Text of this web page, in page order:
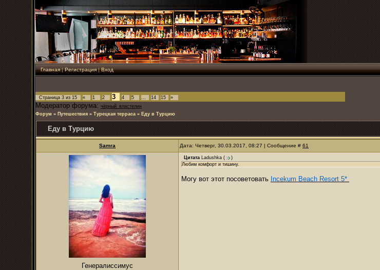
Главная|Регистрация|Вход
Страница 3 из 15 « 1 2 3 4 5 … 14 15 »
Модератор форума: чёрный_властелин
Форум » Путешествия » Турецкая терраса » Еду в Турцию
Еду в Турцию
Samra Дата: Четверг, 30.03.2017, 08:27 | Сообщение # 61
Генералиссимус
Цитата Ladushka (
)
Любим комфорт и тишину.
Могу вот этот посоветовать Incekum Beach Resort 5*